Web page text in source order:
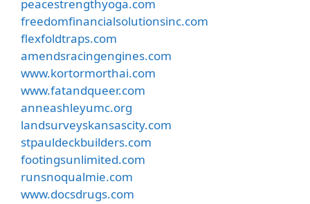
peacestrengthyoga.com
freedomfinancialsolutionsinc.com
flexfoldtraps.com
amendsracingengines.com
www.kortormorthai.com
www.fatandqueer.com
anneashleyumc.org
landsurveyskansascity.com
stpauldeckbuilders.com
footingsunlimited.com
runsnoqualmie.com
www.docsdrugs.com